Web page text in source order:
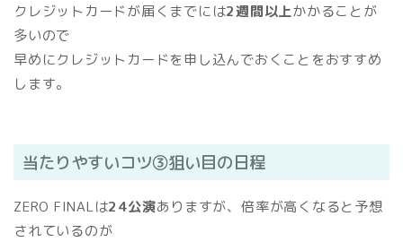
クレジットカードが届くまでには2週間以上かかることが
多いので
早めにクレジットカードを申し込んでおくことをおすすめ
します。
当たりやすいコツ③狙い目の日程
ZERO FINALは24公演ありますが、倍率が高くなると予想
されているのが